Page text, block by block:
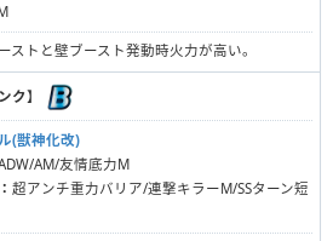
ストと壁ブースト発動時火力が高い。
ク】
(獣神化改)
AM/友情底力M
超アンチ重力バリア/連撃キラーM/SSターン短